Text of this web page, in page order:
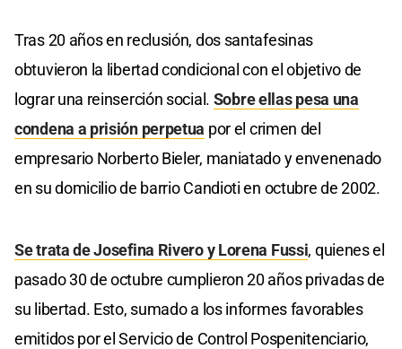
Tras 20 años en reclusión, dos santafesinas
obtuvieron la libertad condicional con el objetivo de
lograr una reinserción social. Sobre ellas pesa una
condena a prisión perpetua por el crimen del
empresario Norberto Bieler, maniatado y envenenado
en su domicilio de barrio Candioti en octubre de 2002.
Se trata de Josefina Rivero y Lorena Fussi, quienes el
pasado 30 de octubre cumplieron 20 años privadas de
su libertad. Esto, sumado a los informes favorables
emitidos por el Servicio de Control Pospenitenciario,